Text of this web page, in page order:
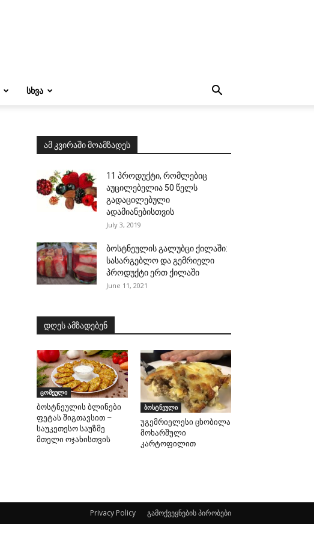
ᲡᲮᲕᲐ
ამ კვირაში მოამზადეს
11 პროდუქტი, რომლებიც
აუცილებელია 50 წელს
გადაცილებული
ადამიანებისთვის
July 3, 2019
ბოსტნეულის გალუბცი ქილაში:
სასარგებლო და გემრიელი
პროდუქტი ერთ ქილაში
June 11, 2021
დღეს ამზადებენ
ცომეული
ბოსტნეულის ბლინები
ფეტას შიგთავსით –
საუკეთესო საუზმე
მთელი ოჯახისთვის
ბოსტნეული
უგემრიელესი ცხობილა
მოხარშული
კარტოფილით
Privacy Policy გამოქვეყნების პირობები